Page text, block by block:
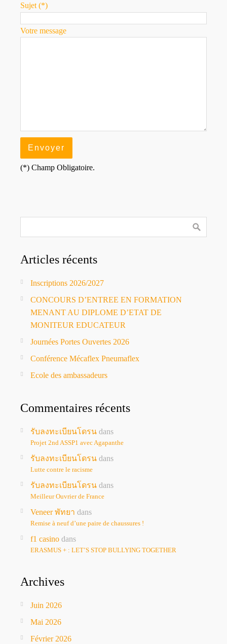
Sujet (*)
Votre message
(*) Champ Obligatoire.
Articles récents
Inscriptions 2026/2027
CONCOURS D’ENTREE EN FORMATION
MENANT AU DIPLOME D’ETAT DE
MONITEUR EDUCATEUR
Journées Portes Ouvertes 2026
Conférence Mécaflex Pneumaflex
Ecole des ambassadeurs
Commentaires récents
รับลงทะเบียนโดรน dans
Projet 2nd ASSP1 avec Agapanthe
รับลงทะเบียนโดรน dans
Lutte contre le racisme
รับลงทะเบียนโดรน dans
Meilleur Ouvrier de France
Veneer พัทยา dans
Remise à neuf d’une paire de chaussures !
f1 casino dans
ERASMUS + : LET’S STOP BULLYING TOGETHER
Archives
Juin 2026
Mai 2026
Février 2026